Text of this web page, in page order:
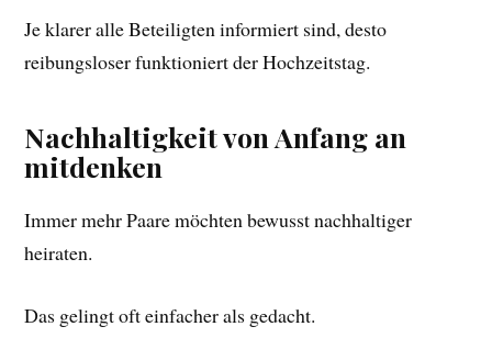
Je klarer alle Beteiligten informiert sind, desto
reibungsloser funktioniert der Hochzeitstag.
Nachhaltigkeit von Anfang an
mitdenken
Immer mehr Paare möchten bewusst nachhaltiger
heiraten.
Das gelingt oft einfacher als gedacht.